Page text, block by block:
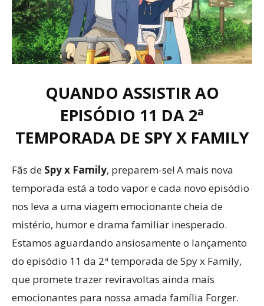
QUANDO ASSISTIR AO
EPISÓDIO 11 DA 2ª
TEMPORADA DE SPY X FAMILY
Fãs de Spy x Family, preparem-se! A mais nova
temporada está a todo vapor e cada novo episódio
nos leva a uma viagem emocionante cheia de
mistério, humor e drama familiar inesperado.
Estamos aguardando ansiosamente o lançamento
do episódio 11 da 2ª temporada de Spy x Family,
que promete trazer reviravoltas ainda mais
emocionantes para nossa amada família Forger.